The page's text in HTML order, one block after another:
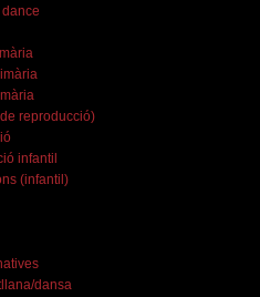
reproducció)
infantil
(infantil)
dansa